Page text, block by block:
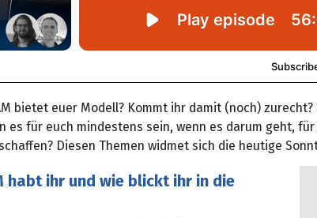
bietet euer Modell? Kommt ihr damit (noch) zurecht?
es für euch mindestens sein, wenn es darum geht, für
Diesen Themen widmet sich die heutige
habt ihr und wie blickt ihr in die